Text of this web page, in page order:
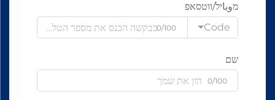
מوباיל/ווטסאפ
Code
0/100
שם
0/100